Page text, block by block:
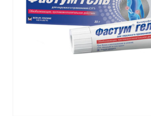
Гигиена
Изделия медицинского назначения